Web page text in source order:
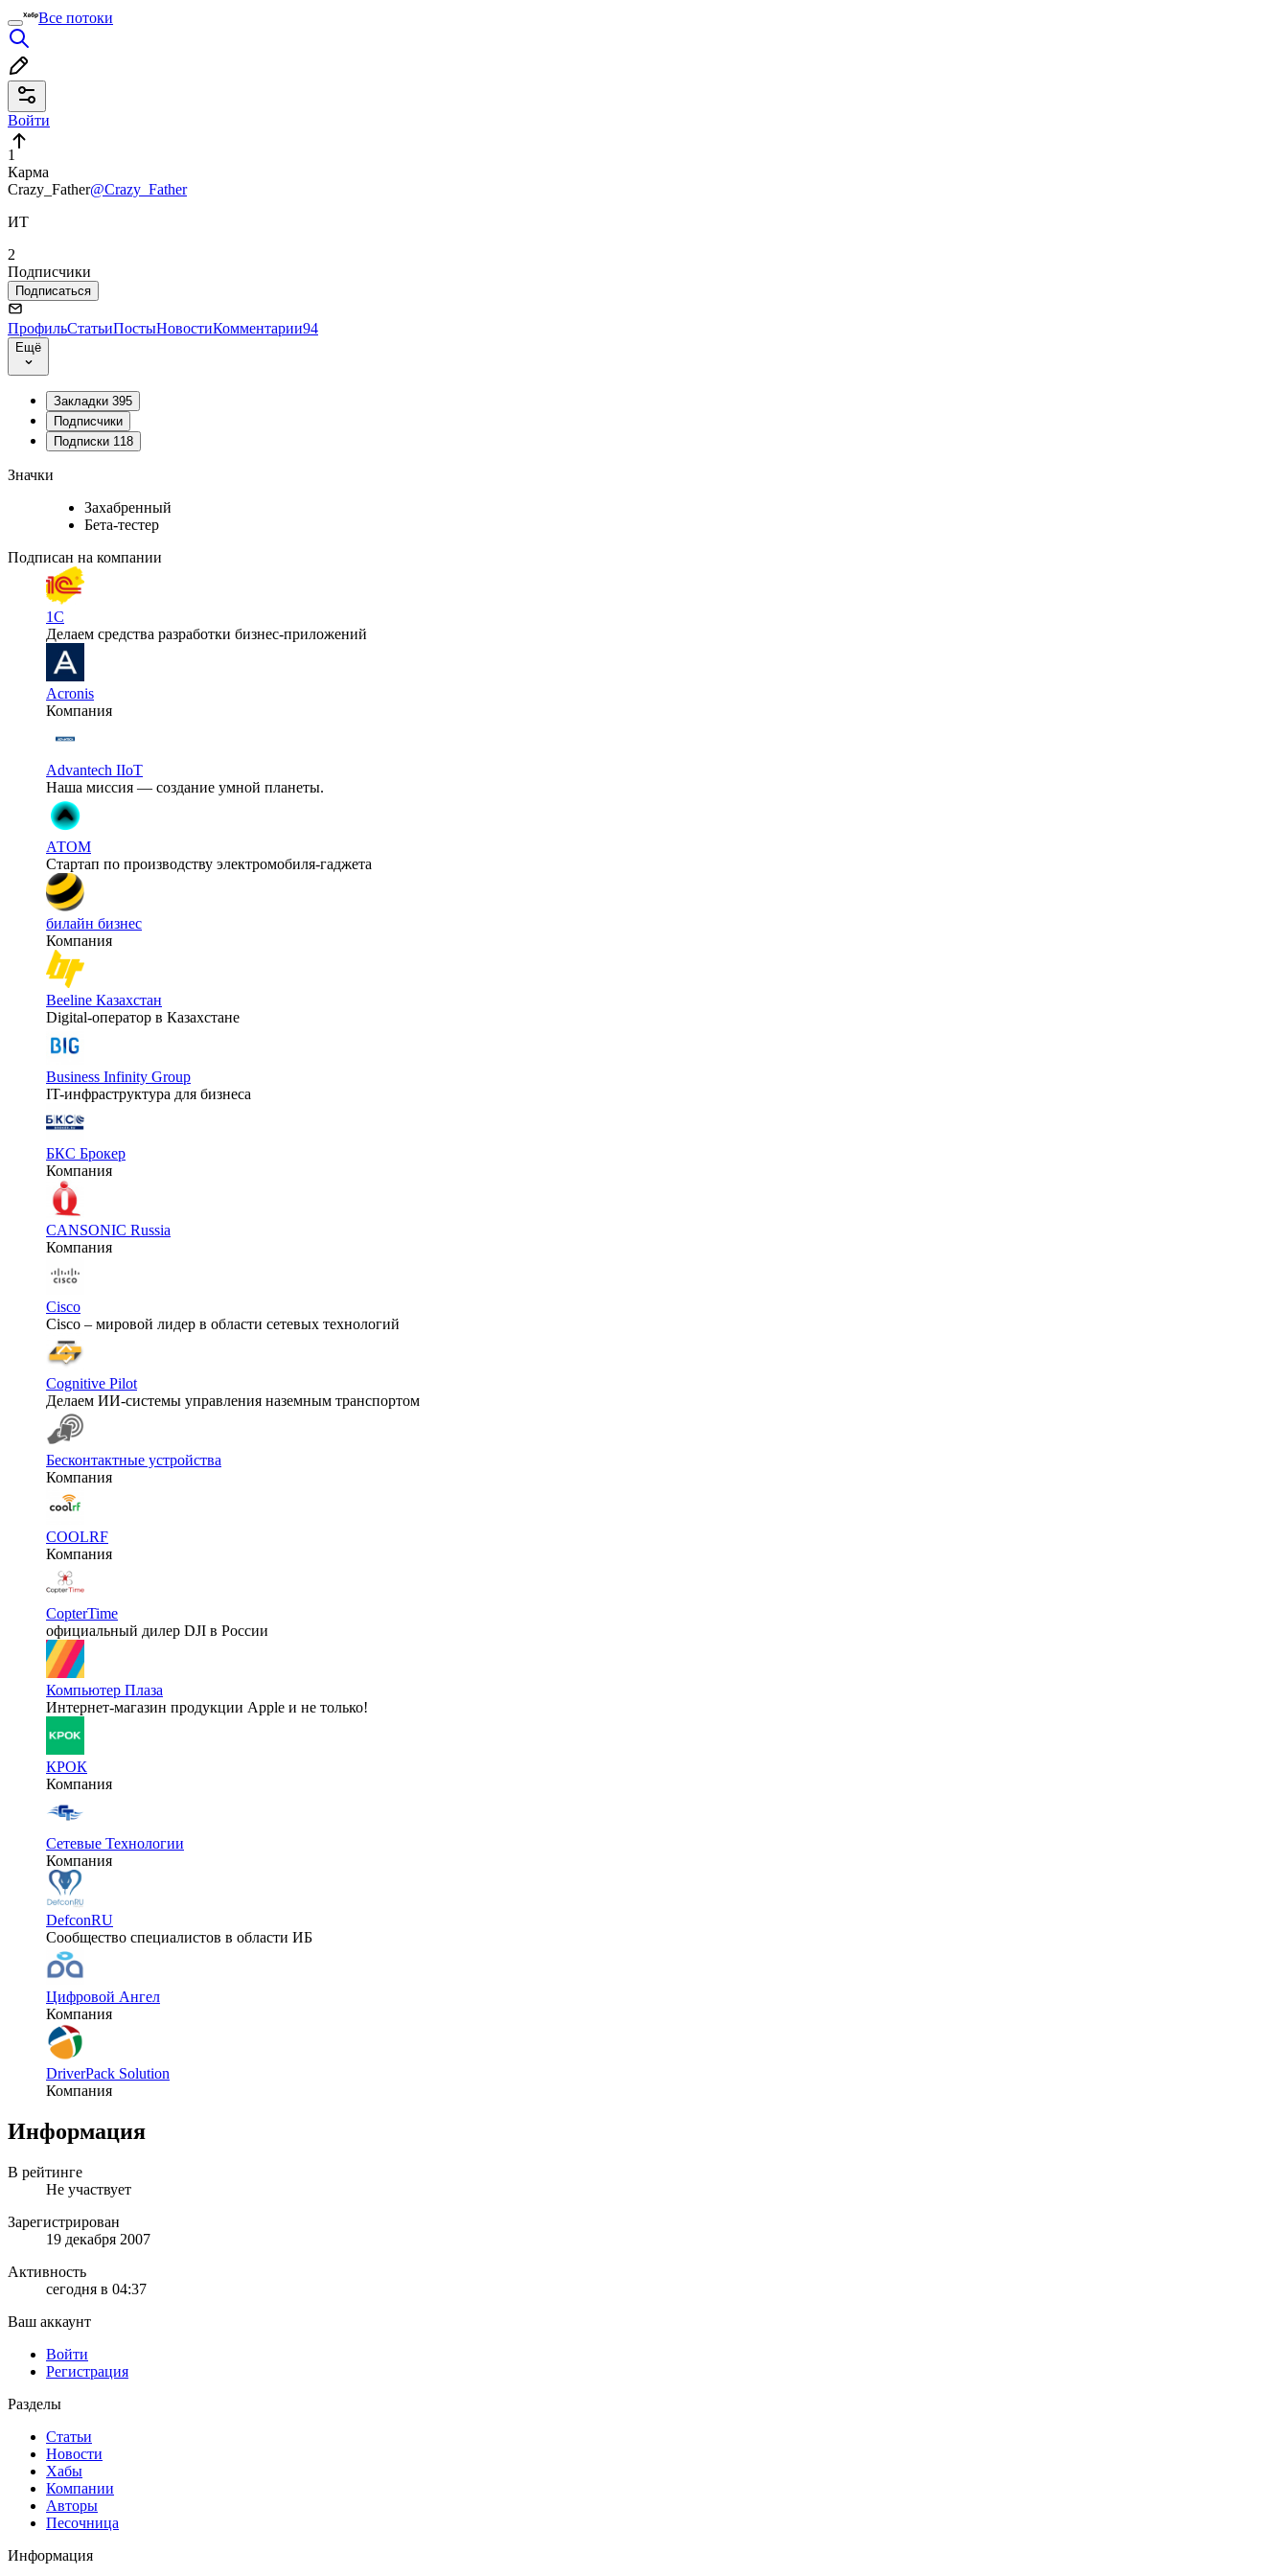
Все потоки
Войти
1
Карма
Crazy_Father@Crazy_Father
ИТ
2
Подписчики
Подписаться
ПрофильСтатьиПостыНовостиКомментарии94
Ещё
Закладки 395
Подписчики
Подписки 118
Значки
Захабренный
Бета-тестер
Подписан на компании
1С
Делаем средства разработки бизнес-приложений
Acronis
Компания
Advantech IIoT
Наша миссия — создание умной планеты.
АТОМ
Стартап по производству электромобиля-гаджета
билайн бизнес
Компания
Beeline Казахстан
Digital-оператор в Казахстане
Business Infinity Group
IT-инфраструктура для бизнеса
БКС Брокер
Компания
CANSONIC Russia
Компания
Cisco
Cisco – мировой лидер в области сетевых технологий
Cognitive Pilot
Делаем ИИ-системы управления наземным транспортом
Бесконтактные устройства
Компания
COOLRF
Компания
CopterTime
официальный дилер DJI в России
Компьютер Плаза
Интернет-магазин продукции Apple и не только!
КРОК
Компания
Сетевые Технологии
Компания
DefconRU
Сообщество специалистов в области ИБ
Цифровой Ангел
Компания
DriverPack Solution
Компания
Информация
В рейтинге
Не участвует
Зарегистрирован
19 декабря 2007
Активность
сегодня в 04:37
Ваш аккаунт
Войти
Регистрация
Разделы
Статьи
Новости
Хабы
Компании
Авторы
Песочница
Информация